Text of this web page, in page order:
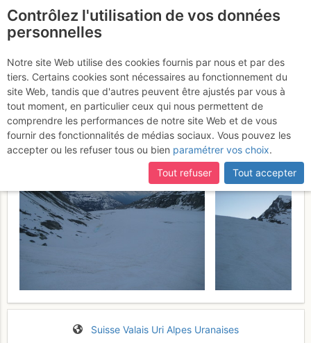
certaines pages ne sont plus accessibles, manquantes ou
incomplètes, déconnectez-vous puis reconnectez-vous à votre
compte sur le site.
Dammastock :
Traversée Galenstock-
Dammastock
Lundi 29 mai 2017
Suisse Valais Uri Alpes Uranaises
Contrôlez l'utilisation de vos données
personnelles
Notre site Web utilise des cookies fournis par nous et par des
tiers. Certains cookies sont nécessaires au fonctionnement du
site Web, tandis que d'autres peuvent être ajustés par vous à
tout moment, en particulier ceux qui nous permettent de
comprendre les performances de notre site Web et de vous
fournir des fonctionnalités de médias sociaux. Vous pouvez les
accepter ou les refuser tous ou bien paramétrer vos choix.
Tout refuser
Tout accepter